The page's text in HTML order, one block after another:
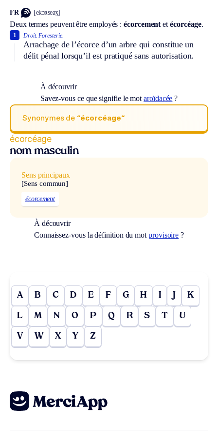
FR [ekɔʀseaʒ]
Deux termes peuvent être employés :écorcement etécorcéage.
Droit. Foresterie.
Arrachage de l’écorce d’un arbre qui constitue un
délit pénal lorsqu’il est pratiqué sans autorisation.
1
À découvrir
Savez-vous ce que signifie le motaroïdacée ?
Synonymes de “écorcéage“
écorcéage
nom masculin
Sens principaux
[Sens commun]
écorcement
À découvrir
Connaissez-vous la définition du mot provisoire ?
A B C D E F G H I J K
L M N O P Q R S T U
V W X Y Z